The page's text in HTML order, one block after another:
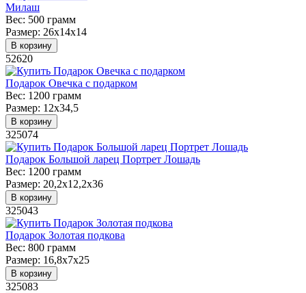
Милаш
Вес: 500 грамм
Размер: 26х14х14
В корзину
52620
Подарок Овечка с подарком
Вес: 1200 грамм
Размер: 12х34,5
В корзину
325074
Подарок Большой ларец Портрет Лошадь
Вес: 1200 грамм
Размер: 20,2х12,2х36
В корзину
325043
Подарок Золотая подкова
Вес: 800 грамм
Размер: 16,8х7х25
В корзину
325083